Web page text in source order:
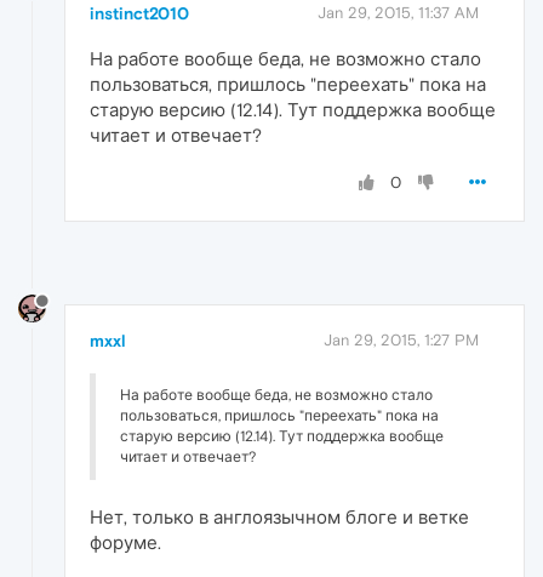
instinct2010 Jan 29, 2015, 11:37 AM
На работе вообще беда, не возможно стало
пользоваться, пришлось "переехать" пока на
старую версию (12.14). Тут поддержка вообще
читает и отвечает?
0
mxxl Jan 29, 2015, 1:27 PM
На работе вообще беда, не возможно стало
пользоваться, пришлось "переехать" пока на
старую версию (12.14). Тут поддержка вообще
читает и отвечает?
Нет, только в англоязычном блоге и ветке
форуме.